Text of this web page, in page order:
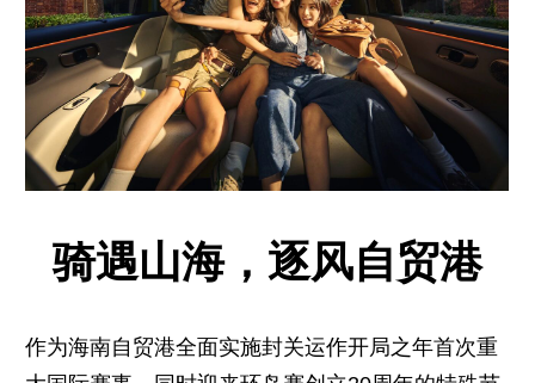
骑遇山海，逐风自贸港
作为海南自贸港全面实施封关运作开局之年首次重